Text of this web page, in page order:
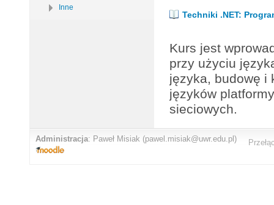
Techniki .NET:
Kurs jest
przy użyciu
języka, budowę i
języków
sieciowych.
Inne
Administracja: Paweł Misiak (pawel.misiak@uwr.edu.pl)